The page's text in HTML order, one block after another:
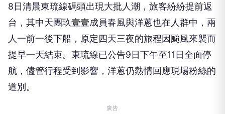
8日清晨東琉線碼頭出現大批人潮，旅客紛紛提前返
台，其中天團玖壹壹成員春風與洋蔥也在人群中，兩
人一前一後下船，原定四天三夜的旅程因颱風來襲而
提早一天結束。東琉線已公告9日下午至11日全面停
航，儘管行程受到影響，洋蔥仍熱情回應現場粉絲的
道別。
廣告